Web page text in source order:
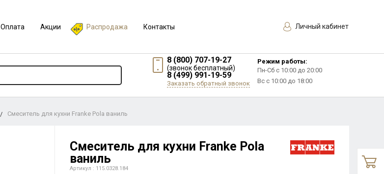
Оплата Акции Распродажа Контакты Личный кабинет
8 (800) 707-19-27
(звонок бесплатный)
8 (499) 991-19-59
Заказать обратный звонок
Режим работы:
Пн-Сб с 10:00 до 20:00
Вс с 10:00 до 18:00
Смеситель для кухни Franke Pola ваниль
Смеситель для кухни Franke Pola
ваниль
Артикул : 115.0328.184